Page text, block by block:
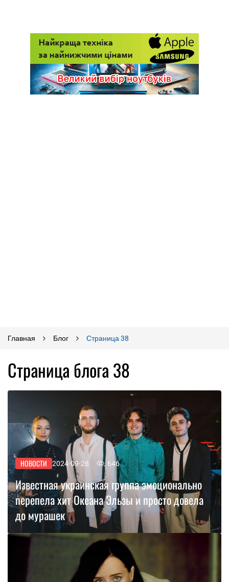
Главная Блог Страница 38
Страница блога 38
НОВОСТИ 2024-09-26 646
Известная украинская группа эмоционально
перепела хит Океана Эльзы и просто довела
до мурашек